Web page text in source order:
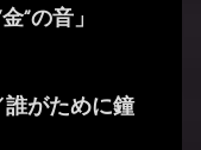
”の音」
誰がために鐘